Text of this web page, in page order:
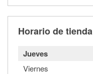
Horario de tienda
Jueves
Viernes